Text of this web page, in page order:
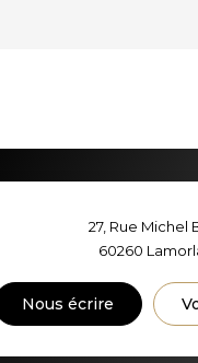
27, Rue Michel
60260
Nous écrire